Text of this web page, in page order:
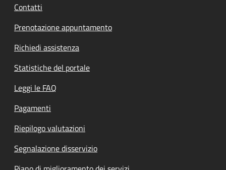
Contatti
Prenotazione appuntamento
Richiedi assistenza
Statistiche del portale
Leggi le FAQ
Pagamenti
Riepilogo valutazioni
Segnalazione disservizio